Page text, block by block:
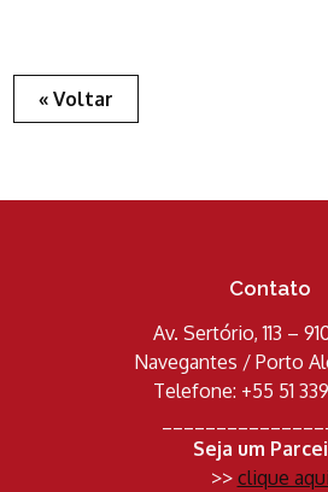
« Voltar
Contato
Av. Sertório, 113 –
Navegantes / Porto
Telefone: +55 51
Seja um
>> clique aqui